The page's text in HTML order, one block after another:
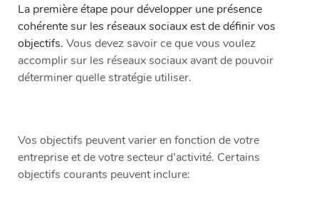
La première étape pour développer une présence
cohérente sur les réseaux sociaux est de définir vos
objectifs. Vous devez savoir ce que vous voulez
accomplir sur les réseaux sociaux avant de pouvoir
déterminer quelle stratégie utiliser.
Vos objectifs peuvent varier en fonction de votre
entreprise et de votre secteur d’activité. Certains
objectifs courants peuvent inclure: